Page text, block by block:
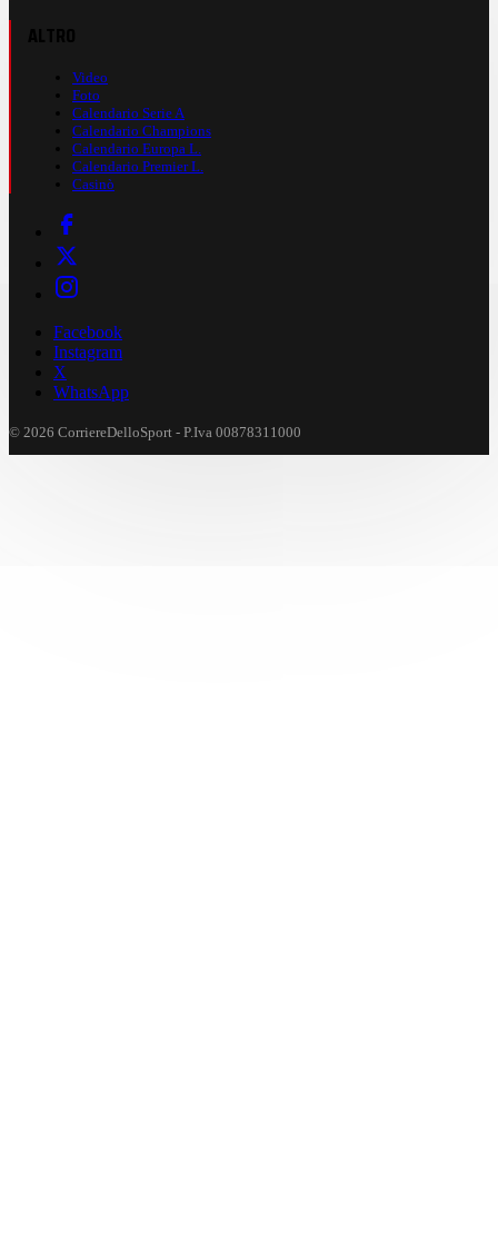
Video
Foto
Calendario Serie A
Calendario Champions
Calendario Europa L.
Calendario Premier L.
Casinò
Facebook
Instagram
X
WhatsApp
© 2026 CorriereDelloSport - P.Iva 00878311000